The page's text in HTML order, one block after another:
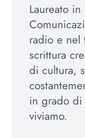
Laureato
radio e nel
scrittura
di cultura,
in grado
viviamo.